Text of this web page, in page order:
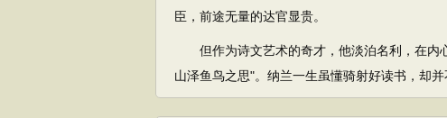
臣，前途无量的达官显贵。
但作为诗文艺术的奇才，他淡泊名利，在内
山泽鱼鸟之思"。纳兰一生虽懂骑射好读书，却